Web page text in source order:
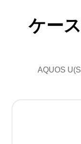
ケー
AQUOS